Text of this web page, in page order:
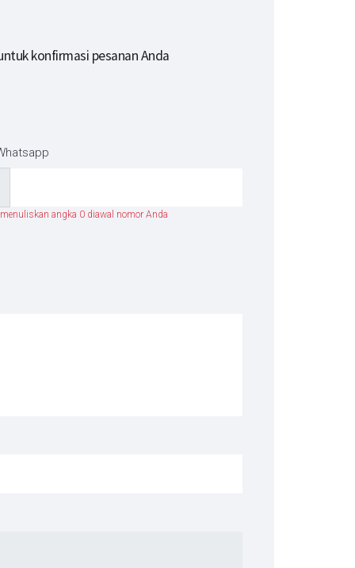
konfirmasi pesanan Anda
angka 0 diawal nomor Anda